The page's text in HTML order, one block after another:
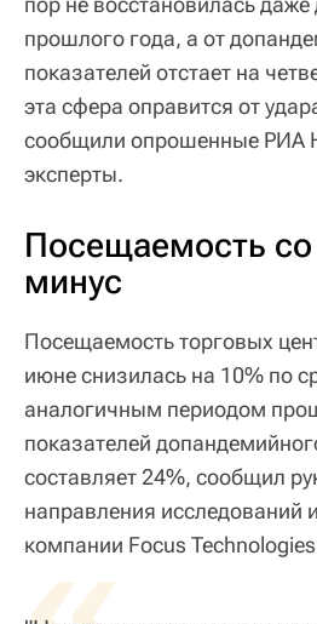
прошлого года, а от
показателей отстает на
эта сфера оправится от
сообщили опрошенные РИА
эксперты.
Посещаемость
минус
Посещаемость торговых
июне снизилась на 10% по
аналогичным периодом
показателей
составляет 24%, сообщил
направления исследований
компании Focus